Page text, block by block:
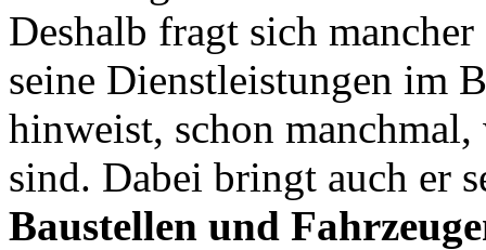
Deshalb fragt sich
seine Dienstleistungen im
hinweist, schon
sind. Dabei bringt auch er
Baustellen und